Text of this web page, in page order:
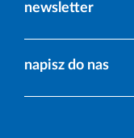
newsletter
napisz do nas